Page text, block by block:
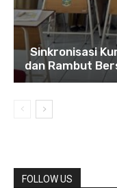
Sinkronisasi
dan Rambut
FOLLOW US